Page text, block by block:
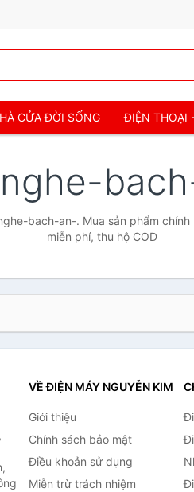
CỬA ĐỜI SỐNG ĐIỆN THOẠI
bach-an-. Mua sản phẩm
miễn phí, thu hộ COD
VỀ ĐIỆN MÁY NGUYỄN KIM
Giới thiệu
Chính sách bảo mật
Điều khoản sử dụng
Miễn trừ trách nhiệm